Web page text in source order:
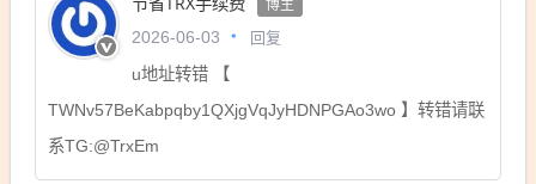
博主
2026-06-03 回复
u地址转错 【
TWNv57BeKabpqby1QXjgVqJyHDNPGAo3wo 】转错请联
系TG:@TrxEm